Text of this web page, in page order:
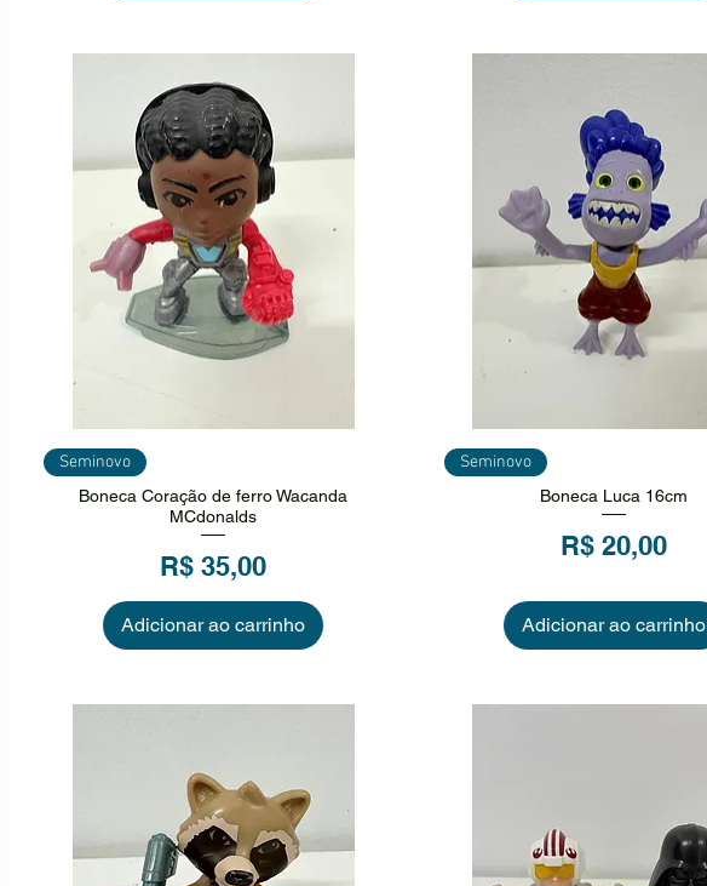
Visualização rápida
Seminovo
Boneca Coração de ferro Wacanda
MCdonalds
Preço
R$ 35,00
Adicionar ao carrinho
Visualização rápida
Seminovo
Boneca Luca 16cm
Preço
R$ 20,00
Adicionar ao carrinho